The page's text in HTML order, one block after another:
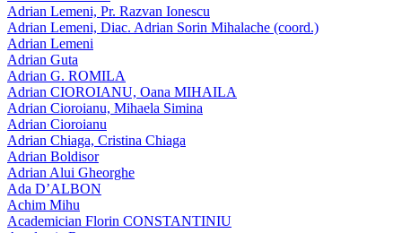
Adrian Lemeni, Pr. Razvan Ionescu
Adrian Lemeni, Diac. Adrian Sorin Mihalache (coord.)
Adrian Lemeni
Adrian Guta
Adrian G. ROMILA
Adrian CIOROIANU, Oana MIHAILA
Adrian Cioroianu, Mihaela Simina
Adrian Cioroianu
Adrian Chiaga, Cristina Chiaga
Adrian Boldisor
Adrian Alui Gheorghe
Ada D’ALBON
Achim Mihu
Academician Florin CONSTANTINIU